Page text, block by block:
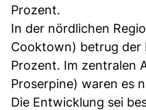
Prozent.
In der nördlichen
Cooktown) betrug der
Prozent. Im zentralen
Proserpine) waren es
Die Entwicklung sei